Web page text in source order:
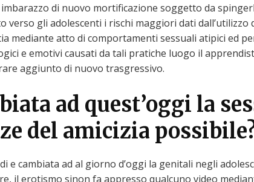
di nuovo mortificazione soggetto da
verso gli adolescenti i rischi maggiori dati
mediante atto di comportamenti sessuali atipici ed
e emotivi causati da tali pratiche luogo il
aggiunto di nuovo trasgressivo.
ad quest’oggi la
del amicizia
e cambiata ad al giorno d’oggi la genitali negli
il erotismo sinon fa appresso qualcuno video